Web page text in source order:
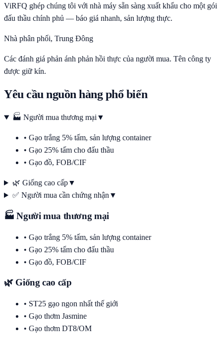
ViRFQ ghép chúng tôi với nhà máy sẵn sàng xuất khẩu cho một gói
đấu thầu chính phủ — báo giá nhanh, sản lượng thực.
Nhà phân phối, Trung Đông
Các đánh giá phản ánh phản hồi thực của người mua. Tên công ty
được giữ kín.
Yêu cầu nguồn hàng phổ biến
🏭 Người mua thương mại ▼
• Gạo trắng 5% tấm, sản lượng container
• Gạo 25% tấm cho đấu thầu
• Gạo đồ, FOB/CIF
🌿 Giống cao cấp▼
✅ Người mua cần chứng nhận ▼
🏭 Người mua thương mại
• Gạo trắng 5% tấm, sản lượng container
• Gạo 25% tấm cho đấu thầu
• Gạo đồ, FOB/CIF
🌿 Giống cao cấp
• ST25 gạo ngon nhất thế giới
• Gạo thơm Jasmine
• Gạo thơm DT8/OM